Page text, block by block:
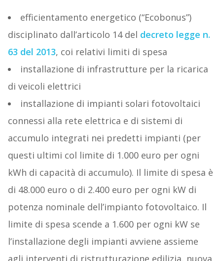
efficientamento energetico (“Ecobonus”)
disciplinato dall’articolo 14 del decreto legge n.
63 del 2013, coi relativi limiti di spesa
installazione di infrastrutture per la ricarica
di veicoli elettrici
installazione di impianti solari fotovoltaici
connessi alla rete elettrica e di sistemi di
accumulo integrati nei predetti impianti (per
questi ultimi col limite di 1.000 euro per ogni
kWh di capacità di accumulo). Il limite di spesa è
di 48.000 euro o di 2.400 euro per ogni kW di
potenza nominale dell’impianto fotovoltaico. Il
limite di spesa scende a 1.600 per ogni kW se
l’installazione degli impianti avviene assieme